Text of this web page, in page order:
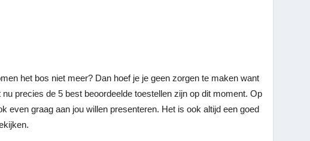
het bos niet meer? Dan hoef je je geen zorgen te maken want
precies de 5 best beoordeelde toestellen zijn op dit moment. Op
even graag aan jou willen presenteren. Het is ook altijd een goed